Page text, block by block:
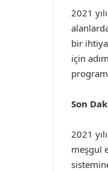
2021
bir
için
Son
2021
meşgul